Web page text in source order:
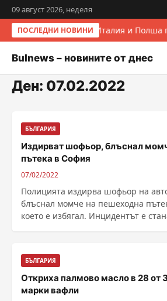
09 август 2026, неделя
ПОСЛЕДНИ НОВИНИ Италия и Полша
Bulnews – новините от днес
Ден: 07.02.2022
БЪЛГАРИЯ
Издирват шофьор, блъснал
пътека в София
07/02/2022
Полицията издирва шофьор на
блъснал момче на пешеходна
което е избягал. Инцидентът е
БЪЛГАРИЯ
Откриха палмово масло в 28 от
марки вафли